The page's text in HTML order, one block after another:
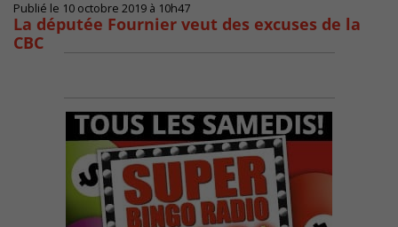
Publié le 10 octobre 2019 à 10h47
La députée Fournier veut des excuses de la
CBC